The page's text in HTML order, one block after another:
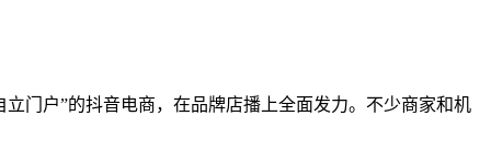
门户”的抖音电商，在品牌店播上全面发力。不少商家和机